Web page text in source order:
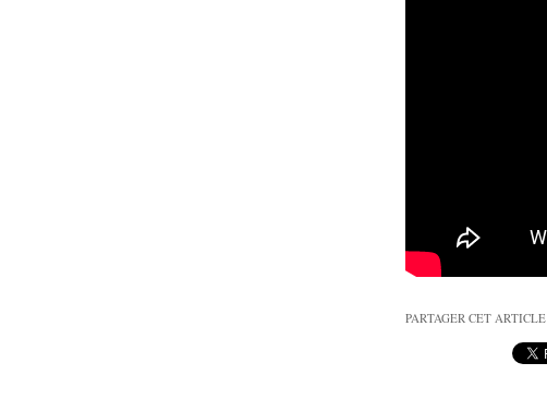
PARTAGER CET ARTICLE